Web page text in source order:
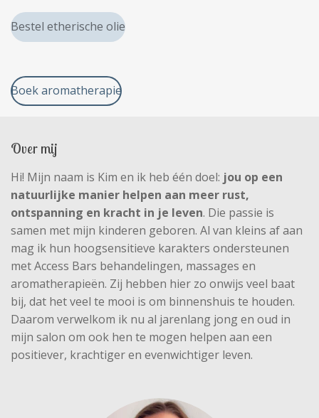
Bestel etherische olie
Boek aromatherapie
Over mij
Hi! Mijn naam is Kim en ik heb één doel: jou op een
natuurlijke manier helpen aan meer rust,
ontspanning en kracht in je leven. Die passie is
samen met mijn kinderen geboren. Al van kleins af aan
mag ik hun hoogsensitieve karakters ondersteunen
met Access Bars behandelingen, massages en
aromatherapieën. Zij hebben hier zo onwijs veel baat
bij, dat het veel te mooi is om binnenshuis te houden.
Daarom verwelkom ik nu al jarenlang jong en oud in
mijn salon om ook hen te mogen helpen aan een
positiever, krachtiger en evenwichtiger leven.